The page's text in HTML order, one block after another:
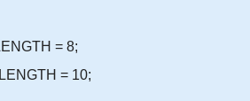
= 8;
= 10;